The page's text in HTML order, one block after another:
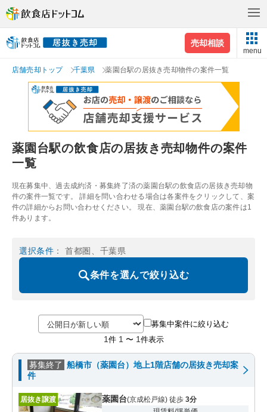
売却相談
menu
店舗売却トップ 千葉県 薬園台駅の居抜き売却物件の案件一覧
薬園台駅の飲食店の居抜き売却物件の案件
一覧
現在募集中、過去成約済・募集終了済の薬園台駅の飲食店の居抜き売却物
件の案件一覧です。 詳細を問い合わせる場合は各案件をクリックして、案
件の詳細からお問い合わせください。 現在、薬園台駅の飲食店の案件は1
件あります。
選択条件 ： 首都圏、千葉県
条件を選んで絞り込む
募集中案件に絞り込む
1 件 1 〜 1 件表示
募集終了 船橋市（薬園台）地上1階店舗の居抜き売却案
件
居抜き譲渡 薬園台(京成松戸線) 徒歩 3分